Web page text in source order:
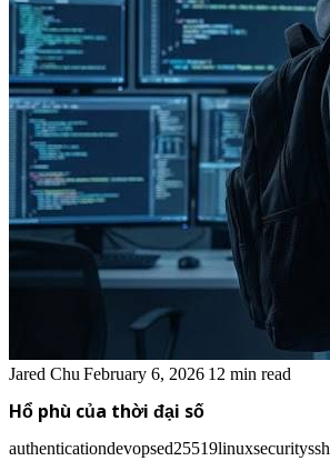
Jared Chu February 6, 2026 12 min read
Hổ phù của thời đại số
authenticationdevopsed25519linuxsecurityssh